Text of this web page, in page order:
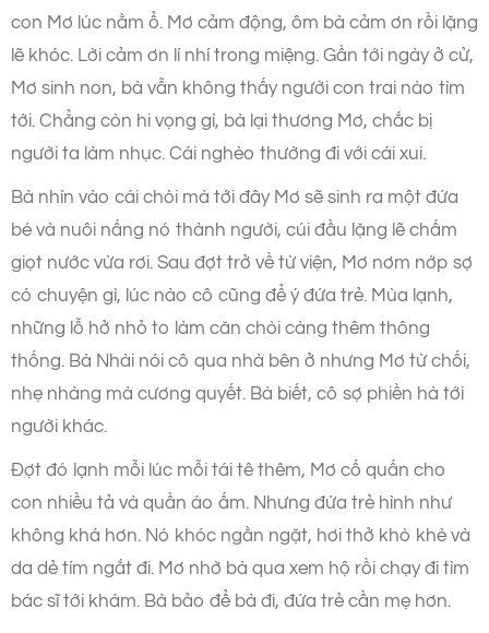
con Mơ lúc nằm ổ. Mơ cảm động, ôm bà cảm ơn rồi lặng
lẽ khóc. Lời cảm ơn lí nhí trong miệng. Gần tới ngày ở cử,
Mơ sinh non, bà vẫn không thấy người con trai nào tìm
tới. Chẳng còn hi vọng gì, bà lại thương Mơ, chắc bị
người ta làm nhục. Cái nghèo thường đi với cái xui.
Bà nhìn vào cái chòi mà tới đây Mơ sẽ sinh ra một đứa
bé và nuôi nấng nó thành người, cúi đầu lặng lẽ chấm
giọt nước vừa rơi. Sau đợt trở về từ viện, Mơ nơm nớp sợ
có chuyện gì, lúc nào cô cũng để ý đứa trẻ. Mùa lạnh,
những lỗ hở nhỏ to làm căn chòi càng thêm thông
thống. Bà Nhài nói cô qua nhà bên ở nhưng Mơ từ chối,
nhẹ nhàng mà cương quyết. Bà biết, cô sợ phiền hà tới
người khác.
Đợt đó lạnh mỗi lúc mỗi tái tê thêm, Mơ cố quấn cho
con nhiều tả và quần áo ấm. Nhưng đứa trẻ hình như
không khá hơn. Nó khóc ngằn ngặt, hơi thở khò khè và
da dẻ tím ngắt đi. Mơ nhờ bà qua xem hộ rồi chạy đi tìm
bác sĩ tới khám. Bà bảo để bà đi, đứa trẻ cần mẹ hơn.